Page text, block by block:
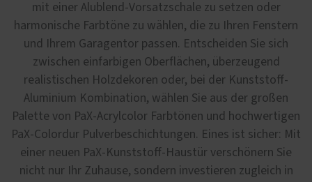
mit einer Alublend-Vorsatzschale zu setzen oder
harmonische Farbtöne zu wählen, die zu Ihren Fenstern
und Ihrem Garagentor passen. Entscheiden Sie sich
zwischen einfarbigen Oberflächen, überzeugend
realistischen Holzdekoren oder, bei der Kunststoff-
Aluminium Kombination, wählen Sie aus der großen
Palette von PaX-Acrylcolor Farbtönen und hochwertigen
PaX-Colordur Pulverbeschichtungen. Eines ist sicher: Mit
einer neuen PaX-Kunststoff-Haustür verschönern Sie
nicht nur Ihr Zuhause, sondern investieren zugleich in